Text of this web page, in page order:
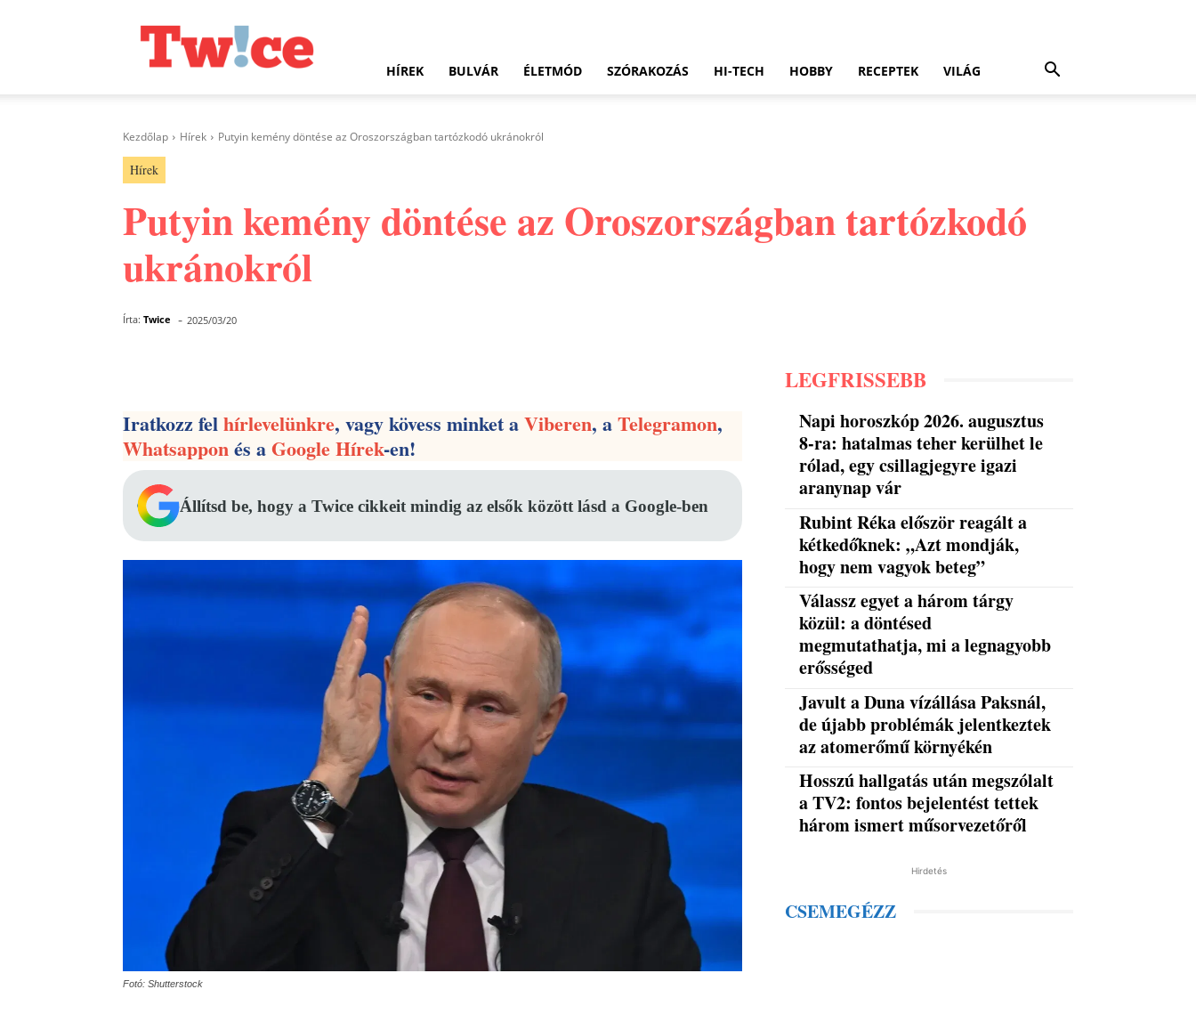
HÍREK BULVÁR ÉLETMÓD SZÓRAKOZÁS HI-TECH HOBBY RECEPTEK VILÁG
Kezdőlap Hírek Putyin kemény döntése az Oroszországban tartózkodó ukránokról
Hírek
Putyin kemény döntése az Oroszországban tartózkodó
ukránokról
Írta: Twice - 2025/03/20
Iratkozz felhírlevelünkre, vagy kövess minket aViberen, aTelegramon,
Whatsapponés aGoogle Hírek-en!
Állítsd be, hogy a Twice cikkeit mindig az elsők között lásd a Google-ben
Fotó: Shutterstock
LEGFRISSEBB
Napi horoszkóp 2026. augusztus
8-ra: hatalmas teher kerülhet le
rólad, egy csillagjegyre igazi
aranynap vár
Rubint Réka először reagált a
kétkedőknek: „Azt mondják,
hogy nem vagyok beteg”
Válassz egyet a három tárgy
közül: a döntésed
megmutathatja, mi a legnagyobb
erősséged
Javult a Duna vízállása Paksnál,
de újabb problémák jelentkeztek
az atomerőmű környékén
Hosszú hallgatás után megszólalt
a TV2: fontos bejelentést tettek
három ismert műsorvezetőről
Hirdetés
CSEMEGÉZZ